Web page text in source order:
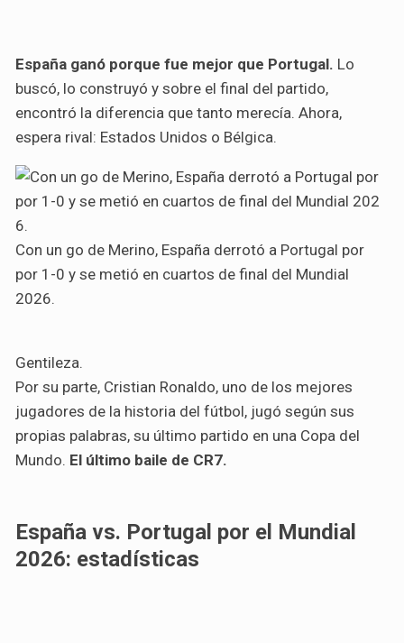
España ganó porque fue mejor que Portugal. Lo
buscó, lo construyó y sobre el final del partido,
encontró la diferencia que tanto merecía. Ahora,
espera rival: Estados Unidos o Bélgica.
Con un go de Merino, España derrotó a Portugal por
por 1-0 y se metió en cuartos de final del Mundial
2026.
Gentileza.
Por su parte, Cristian Ronaldo, uno de los mejores
jugadores de la historia del fútbol, jugó según sus
propias palabras, su último partido en una Copa del
Mundo. El último baile de CR7.
España vs. Portugal por el Mundial
2026: estadísticas